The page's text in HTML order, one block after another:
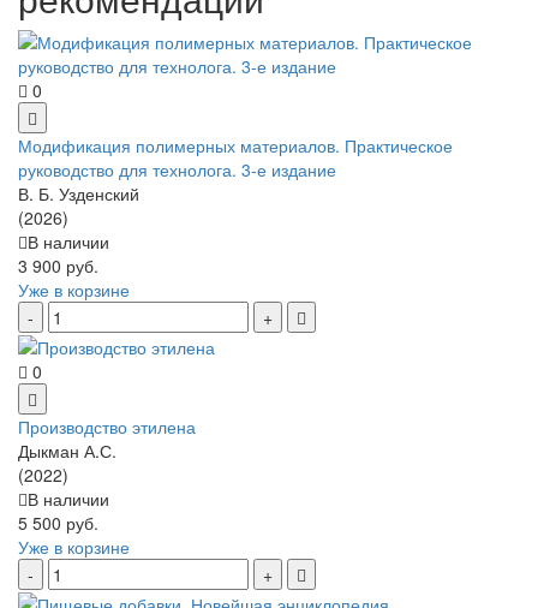
0
Модификация полимерных материалов. Практическое
руководство для технолога. 3-е издание
В. Б. Узденский
(2026)
В наличии
3 900 руб.
Уже в корзине
0
Производство этилена
Дыкман А.С.
(2022)
В наличии
5 500 руб.
Уже в корзине